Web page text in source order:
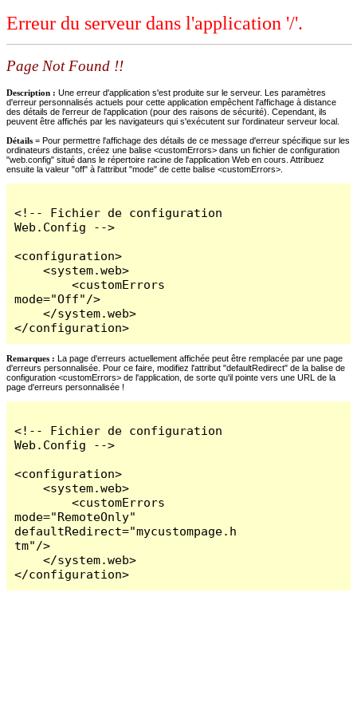
Erreur du serveur dans l'application '/'.
Page Not Found !!
Description : Une erreur d'application s'est produite sur le serveur. Les paramètres
d'erreur personnalisés actuels pour cette application empêchent l'affichage à distance
des détails de l'erreur de l'application (pour des raisons de sécurité). Cependant, ils
peuvent être affichés par les navigateurs qui s'exécutent sur l'ordinateur serveur local.
Détails = Pour permettre l'affichage des détails de ce message d'erreur spécifique sur les
ordinateurs distants, créez une balise <customErrors> dans un fichier de configuration
"web.config" situé dans le répertoire racine de l'application Web en cours. Attribuez
ensuite la valeur "off" à l'attribut "mode" de cette balise <customErrors>.
<!-- Fichier de configuration
Web.Config -->
<configuration>
    <system.web>
        <customErrors
mode="Off"/>
    </system.web>
</configuration>
Remarques : La page d'erreurs actuellement affichée peut être remplacée par une page
d'erreurs personnalisée. Pour ce faire, modifiez l'attribut "defaultRedirect" de la balise de
configuration <customErrors> de l'application, de sorte qu'il pointe vers une URL de la
page d'erreurs personnalisée !
<!-- Fichier de configuration
Web.Config -->
<configuration>
    <system.web>
        <customErrors
mode="RemoteOnly"
defaultRedirect="mycustompage.h
tm"/>
    </system.web>
</configuration>